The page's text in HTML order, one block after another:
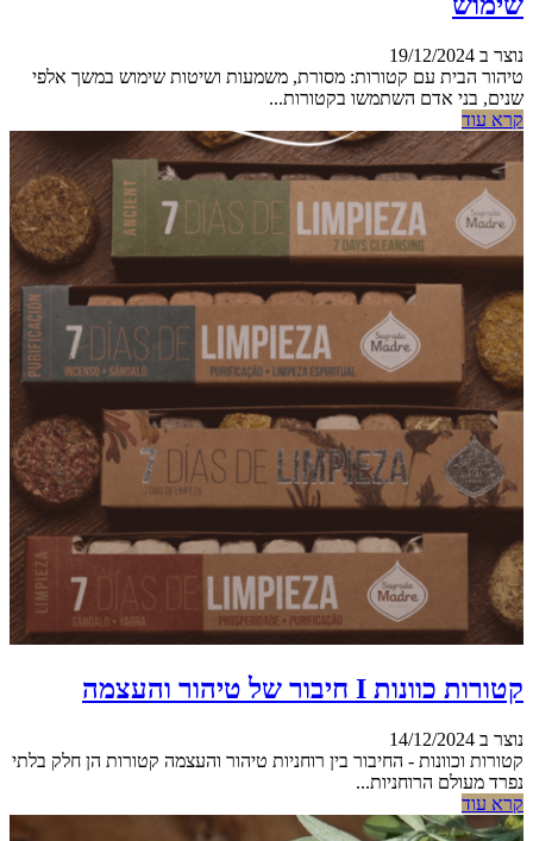
נוצר ב 19/12/2024
טיהור הבית עם קטורות: מסורת, משמעות ושיטות שימוש במשך אלפי
שנים, בני אדם השתמשו בקטורות...
קרא עוד
קטורות כוונות I חיבור של טיהור והעצמה
נוצר ב 14/12/2024
קטורות וכוונות - החיבור בין רוחניות טיהור והעצמה קטורות הן חלק בלתי
נפרד מעולם הרוחניות...
קרא עוד